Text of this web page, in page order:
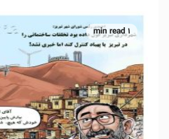
1 min read